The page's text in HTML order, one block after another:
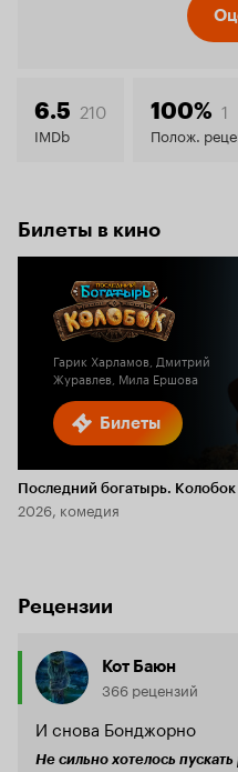
6.5 210
IMDb
100% 1
Полож.
Билеты в кино
Билеты
Гарик Харламов, Дмитрий
Журавлев, Мила Ершова
Последний богатырь. Колобок
2026, комедия
Рецензии
Кот Баюн
366 рецензий
И снова Бонджорно
Не сильно хотелось